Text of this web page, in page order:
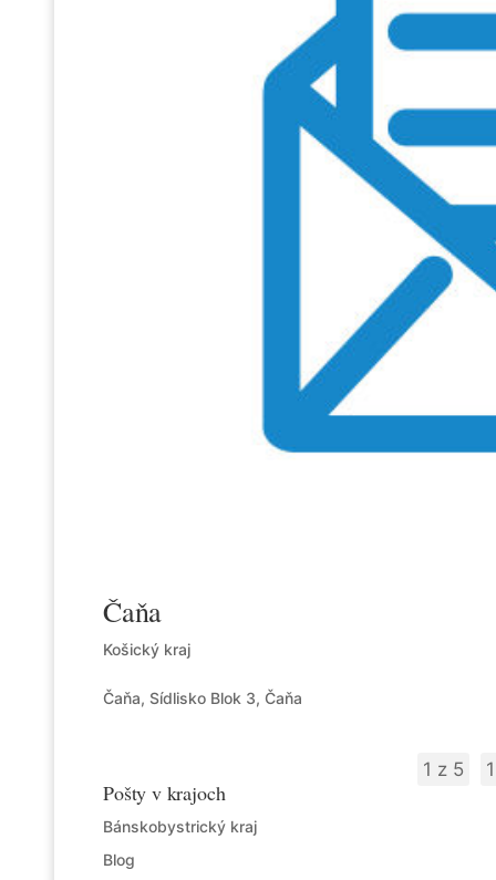
Čaňa
Košický kraj
Čaňa, Sídlisko Blok 3, Čaňa
1 z 5 1
Pošty v krajoch
Bánskobystrický kraj
Blog